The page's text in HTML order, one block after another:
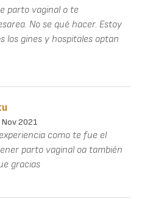
parto vaginal o te
No se qué hacer. Estoy
los gines y hospitales optan
Nov 2021
como te fue el
parto vaginal oa también
gracias